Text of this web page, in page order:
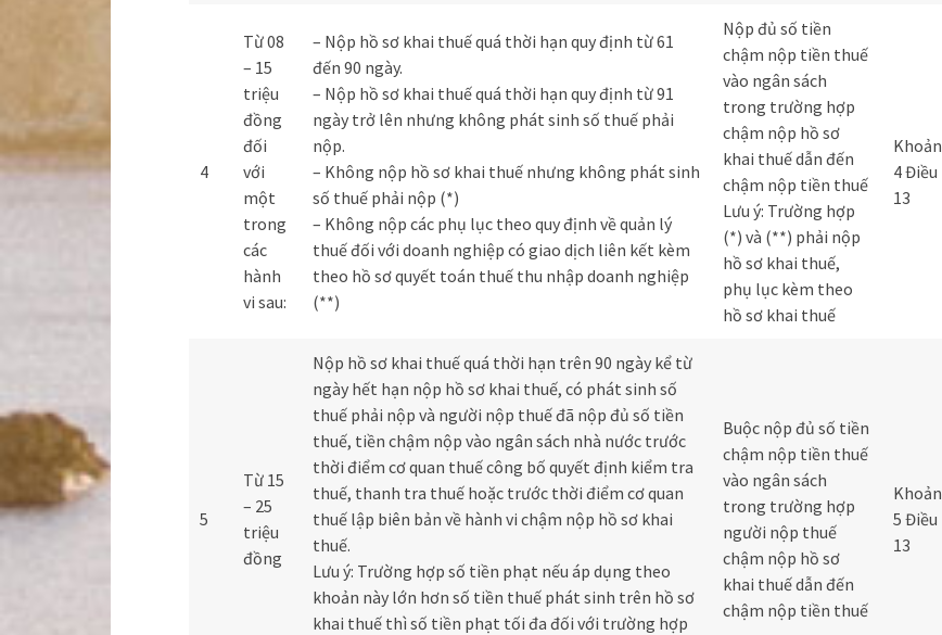
4
Từ 08
– 15
triệu
đồng
đối
với
một
trong
các
hành
vi sau:
– Nộp hồ sơ khai thuế quá thời hạn quy định từ 61
đến 90 ngày.
– Nộp hồ sơ khai thuế quá thời hạn quy định từ 91
ngày trở lên nhưng không phát sinh số thuế phải
nộp.
– Không nộp hồ sơ khai thuế nhưng không phát sinh
số thuế phải nộp (*)
– Không nộp các phụ lục theo quy định về quản lý
thuế đối với doanh nghiệp có giao dịch liên kết kèm
theo hồ sơ quyết toán thuế thu nhập doanh nghiệp
(**)
Nộp đủ số tiền
chậm nộp tiền thuế
vào ngân sách
trong trường hợp
chậm nộp hồ sơ
khai thuế dẫn đến
chậm nộp tiền thuế
Lưu ý: Trường hợp
(*) và (**) phải nộp
hồ sơ khai thuế,
phụ lục kèm theo
hồ sơ khai thuế
Khoản
4 Điều
13
5
Từ 15
– 25
triệu
đồng
Nộp hồ sơ khai thuế quá thời hạn trên 90 ngày kể từ
ngày hết hạn nộp hồ sơ khai thuế, có phát sinh số
thuế phải nộp và người nộp thuế đã nộp đủ số tiền
thuế, tiền chậm nộp vào ngân sách nhà nước trước
thời điểm cơ quan thuế công bố quyết định kiểm tra
thuế, thanh tra thuế hoặc trước thời điểm cơ quan
thuế lập biên bản về hành vi chậm nộp hồ sơ khai
thuế.
Lưu ý: Trường hợp số tiền phạt nếu áp dụng theo
khoản này lớn hơn số tiền thuế phát sinh trên hồ sơ
khai thuế thì số tiền phạt tối đa đối với trường hợp
Buộc nộp đủ số tiền
chậm nộp tiền thuế
vào ngân sách
trong trường hợp
người nộp thuế
chậm nộp hồ sơ
khai thuế dẫn đến
chậm nộp tiền thuế
Khoản
5 Điều
13